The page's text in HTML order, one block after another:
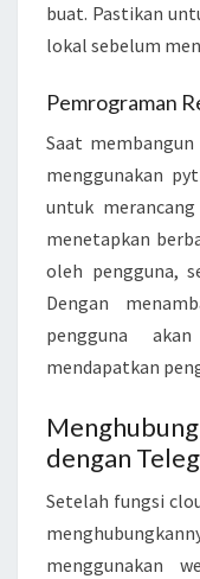
buat. Pastikan
lokal sebelum
Pemrograman
Saat
menggunakan
untuk
menetapkan
oleh pengguna,
Dengan
pengguna
mendapatkan
dengan
Setelah fungsi
menggunakan